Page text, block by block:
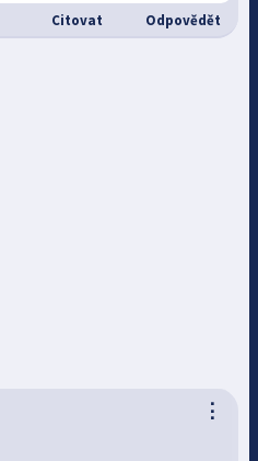
Citovat Odpovědět
⋮